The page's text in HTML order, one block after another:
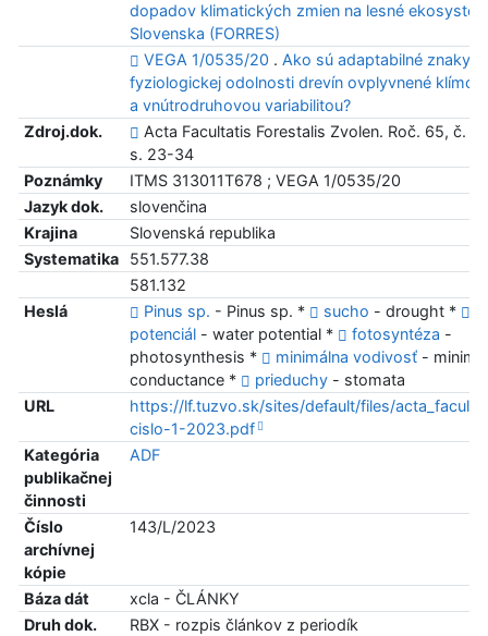
dopadov klimatických zmien na lesné
Slovenska (FORRES)
VEGA 1/0535/20 . Ako sú adaptabilné znaky
fyziologickej odolnosti drevín ovplyvnené
a vnútrodruhovou variabilitou?
Zdroj.dok.
Acta Facultatis Forestalis Zvolen. Roč. 65, č. 1
s. 23-34
Poznámky
ITMS 313011T678 ; VEGA 1/0535/20
Jazyk dok.
slovenčina
Krajina
Slovenská republika
Systematika
551.577.38
581.132
Heslá
Pinus sp. - Pinus sp. * sucho - drought *
potenciál- water potential * fotosyntéza -
photosynthesis *
minimálna vodivosť- minimal
conductance *
prieduchy- stomata
URL
https://lf.tuzvo.sk/sites/default/files/
cislo-1-2023.pdf
Kategória
publikačnej
činnosti
ADF
Číslo
archívnej
kópie
143/L/2023
Báza dát
xcla - ČLÁNKY
Druh dok.
RBX - rozpis článkov z periodík